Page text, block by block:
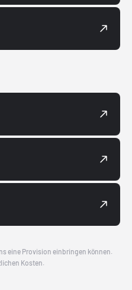
eine Provision einbringen können.
Kosten.